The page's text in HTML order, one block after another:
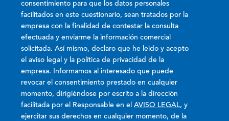
consentimiento para que los datos personales
facilitados en este cuestionario, sean tratados por la
empresa con la finalidad de contestar la consulta
efectuada y enviarme la información comercial
solicitada. Así mismo, declaro que he leido y acepto
el aviso legal y la política de privacidad de la
empresa. Informamos al interesado que puede
revocar el consentimiento prestado en cualquier
momento, dirigiéndose por escrito a la dirección
facilitada por el Responsable en elAVISO LEGAL, y
ejercitar sus derechos en cualquier momento, de la